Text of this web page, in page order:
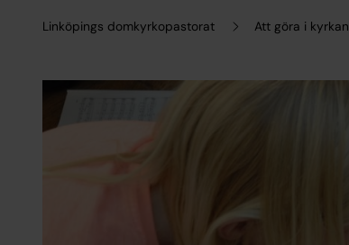
Linköpings domkyrkopastorat Att göra i kyrkan